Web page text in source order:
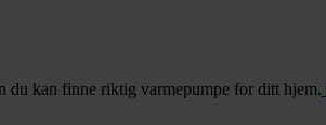
du kan finne riktig varmepumpe for ditt hjem.